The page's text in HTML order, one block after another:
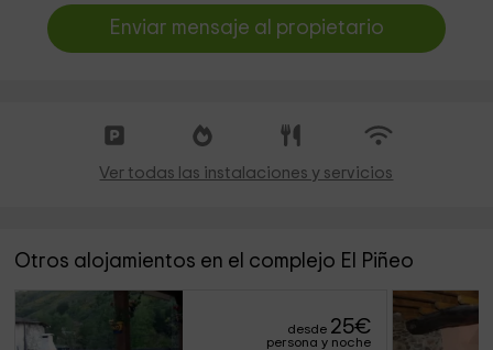
Enviar mensaje al propietario
Ver todas las instalaciones y servicios
Otros alojamientos en el complejo El Piñeo
desde 25€
persona y noche